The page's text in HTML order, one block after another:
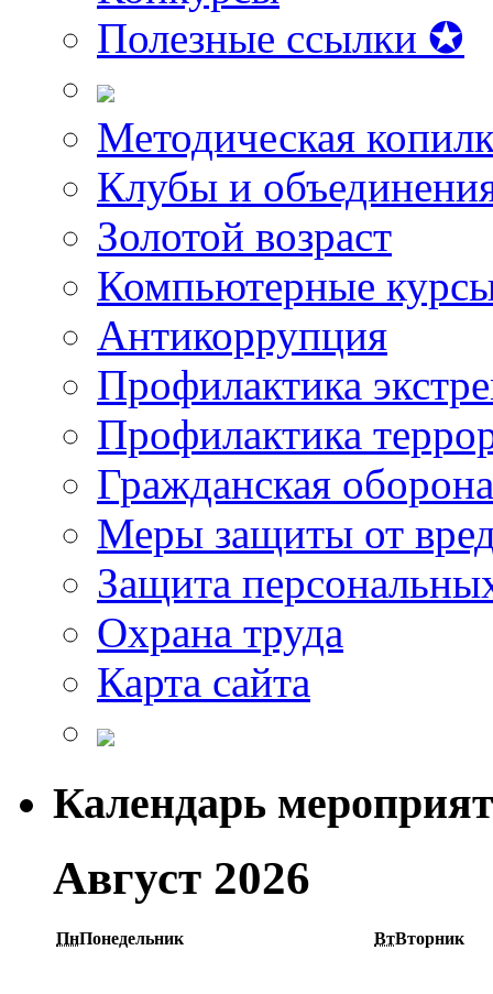
Полезные ссылки ✪
Методическая
Клубы и
Золотой возраст
Компьютерные
Антикоррупция
Профилактика
Профилактика
Гражданская оборона
Меры защиты от
Защита
Охрана труда
Карта сайта
Календарь
Август 2026
ПнПонедельник ВтВторник